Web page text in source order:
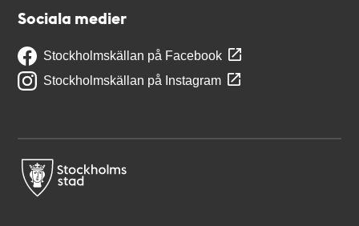
Sociala medier
Stockholmskällan på Facebook
Stockholmskällan på Instagram